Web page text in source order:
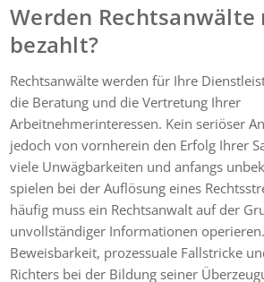
Werden Rechtsanwälte
bezahlt?
Rechtsanwälte werden für Ihre
die Beratung und die Vertretung Ihrer
Arbeitnehmerinteressen. Kein seriöser
jedoch von vornherein den Erfolg Ihrer
viele Unwägbarkeiten und anfangs
spielen bei der Auflösung eines
häufig muss ein Rechtsanwalt auf der
unvollständiger Informationen
Beweisbarkeit, prozessuale Fallstricke
Richters bei der Bildung seiner